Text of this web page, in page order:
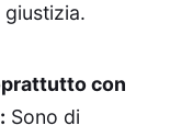
giustizia.
con
Sono di